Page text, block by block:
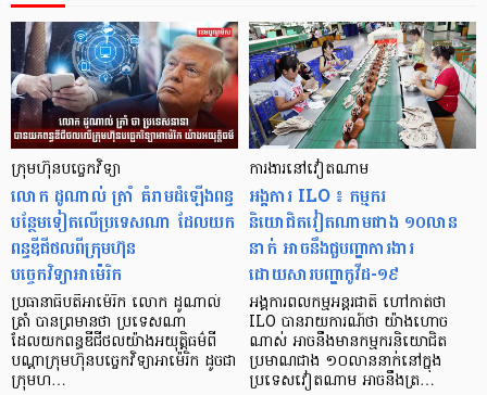
ក្រុមហ៊ុនបច្ចេកវិទ្យា
លោក ដូណាល់ ត្រាំ គំរាមដំឡើងពន្ធ
បន្ថែមទៀតលើប្រទេសណា ដែលយក
ពន្ធឌីជីថលពីក្រុមហ៊ុន
បច្ចេកវិទ្យាអាម៉េរិក
ប្រធានាធិបតីអាម៉េរិក លោក ដូណាល់
ត្រាំ បានព្រមានថា ប្រទេសណា
ដែលយកពន្ធឌីជីថលយ៉ាងអយុត្តិធម៌ពី
បណ្ដាក្រុមហ៊ុនបច្ចេកវិទ្យាអាម៉េរិក ដូចជា
ក្រុមហ…
ការងារនៅវៀតណាម
អង្គការ ILO ៖ កម្មករ
និយោជិតវៀតណាមជាង ១០លាន
នាក់ អាចនឹងជួបញ្ហាការងារ
ដោយសារបញ្ហាកូវីដ-១៩
អង្គការពលកម្មអន្តរជាតិ ហៅកាត់ថា
ILO បានរាយការណ៍ថា យ៉ាងហោច
ណាស់ អាចនឹងមានកម្មករនិយោជិត
ប្រមាណជាង ១០លាននាក់នៅក្នុង
ប្រទេសវៀតណាម អាចនឹងត្រ…